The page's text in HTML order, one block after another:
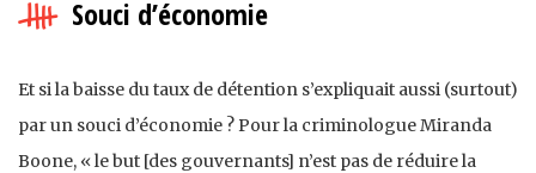
Souci d’économie
Et si la baisse du taux de détention s’expliquait aussi (surtout)
par un souci d’économie ? Pour la criminologue Miranda
Boone, « le but [des gouvernants] n’est pas de réduire la